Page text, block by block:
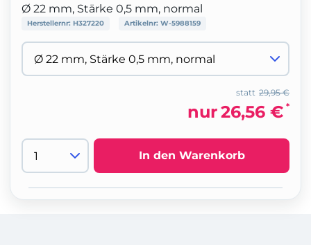
Ø 22 mm, Stärke 0,5 mm, normal
Herstellernr: H327220 Artikelnr: W-5988159
29,95 €
statt
nur26,56 € *
In den Warenkorb